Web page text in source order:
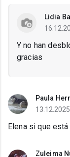
Lidia
Y no han
gracias
Paula
Elena si que
Zuleima